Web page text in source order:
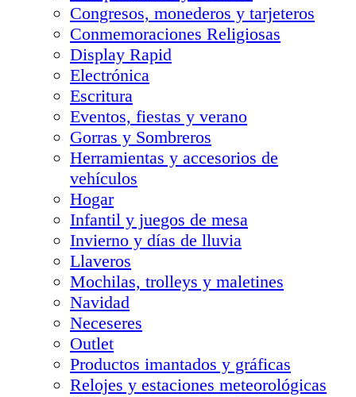
Congresos, monederos y tarjeteros
Conmemoraciones Religiosas
Display Rapid
Electrónica
Escritura
Eventos, fiestas y verano
Gorras y Sombreros
Herramientas y accesorios de
vehículos
Hogar
Infantil y juegos de mesa
Invierno y días de lluvia
Llaveros
Mochilas, trolleys y maletines
Navidad
Neceseres
Outlet
Productos imantados y gráficas
Relojes y estaciones meteorológicas